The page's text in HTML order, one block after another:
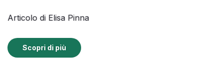
Articolo di Elisa Pinna
Scopri di più